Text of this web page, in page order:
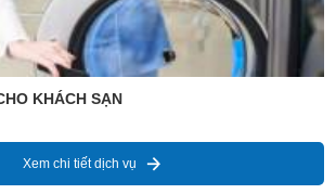
KHÁCH SẠN
Xem chi tiết dịch vụ